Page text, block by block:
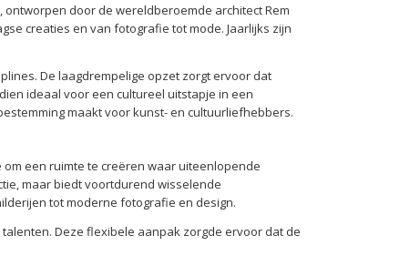
ontworpen door de wereldberoemde architect Rem
creaties en van fotografie tot mode. Jaarlijks zijn
De laagdrempelige opzet zorgt ervoor dat
ideaal voor een cultureel uitstapje in een
maakt voor kunst- en cultuurliefhebbers.
een ruimte te creëren waar uiteenlopende
maar biedt voortdurend wisselende
tot moderne fotografie en design.
Deze flexibele aanpak zorgde ervoor dat de